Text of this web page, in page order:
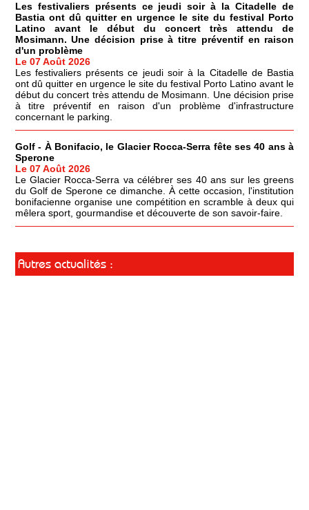
Les festivaliers présents ce jeudi soir à la Citadelle de
Bastia ont dû quitter en urgence le site du festival Porto
Latino avant le début du concert très attendu de
Mosimann. Une décision prise à titre préventif en raison
d'un problème
Le 07 Août 2026
Les festivaliers présents ce jeudi soir à la Citadelle de Bastia
ont dû quitter en urgence le site du festival Porto Latino avant le
début du concert très attendu de Mosimann. Une décision prise
à titre préventif en raison d'un problème d'infrastructure
concernant le parking.
Golf - À Bonifacio, le Glacier Rocca-Serra fête ses 40 ans à
Sperone
Le 07 Août 2026
Le Glacier Rocca-Serra va célébrer ses 40 ans sur les greens
du Golf de Sperone ce dimanche. À cette occasion, l'institution
bonifacienne organise une compétition en scramble à deux qui
mêlera sport, gourmandise et découverte de son savoir-faire.
Autres actualités :